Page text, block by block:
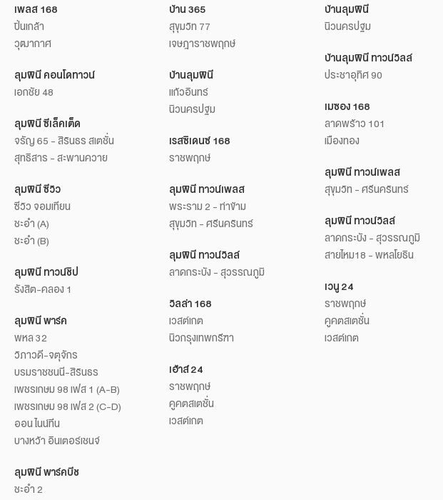
เพลส 168
ปิ่นเกล้า
วุฒากาศ
ลุมพินี คอนโดทาวน์
เอกชัย 48
ลุมพินี ซีเล็คเต็ด
จรัญ 65 - สิรินธร สเตชั่น
สุทธิสาร - สะพานควาย
ลุมพินี ซีวิว
ซีวิว จอมเทียน
ชะอำ (A)
ชะอำ (B)
ลุมพินี ทาวน์ชิป
รังสิต-คลอง 1
ลุมพินี พาร์ค
พหล 32
วิภาวดี-จตุจักร
บรมราชชนนี-สิรินธร
เพชรเกษม 98 เฟส 1 (A-B)
เพชรเกษม 98 เฟส 2 (C-D)
ออน ไนน์ทีน
บางหว้า อินเตอร์เชนจ์
ลุมพินี พาร์คบีช
ชะอำ 2
บ้าน 365
สุขุมวิท 77
เจษฎาราชพฤกษ์
บ้านลุมพินี
แก้วอินทร์
นิวนครปฐม
เรสซิเดนซ์ 168
ราชพฤกษ์
ลุมพินี ทาวน์เพลส
พระราม 2 - ท่าข้าม
สุขุมวิท - ศรีนครินทร์
ลุมพินี ทาวน์วิลล์
ลาดกระบัง - สุวรรณภูมิ
วิลล่า 168
เวสต์เกต
นิวกรุงเทพกรีฑา
เฮ้าส์ 24
ราชพฤกษ์
คูคตสเตชั่น
เวสต์เกต
บ้านลุมพินี
นิวนครปฐม
บ้านลุมพินี ทาวน์วิลล์
ประชาอุทิศ 90
เมซอง 168
ลาดพร้าว 101
เมืองทอง
ลุมพินี ทาวน์เพลส
สุขุมวิท - ศรีนครินทร์
ลุมพินี ทาวน์วิลล์
ลาดกระบัง - สุวรรณภูมิ
สายไหม18 - พหลโยธิน
เวนู 24
ราชพฤกษ์
คูคตสเตชั่น
เวสต์เกต